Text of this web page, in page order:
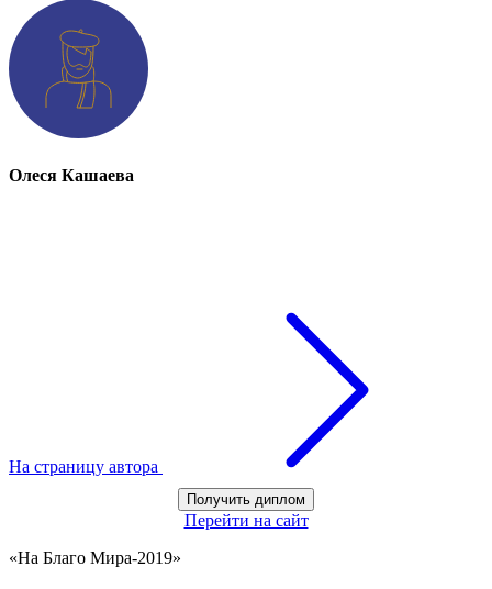
Олеся Кашаева
На страницу автора
Получить диплом
Перейти на сайт
«На Благо Мира-2019»